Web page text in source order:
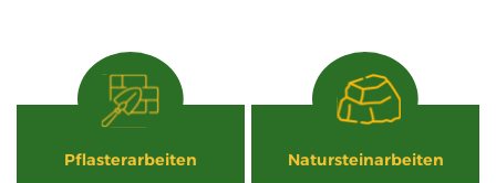
Pflasterarbeiten Natursteinarbeiten